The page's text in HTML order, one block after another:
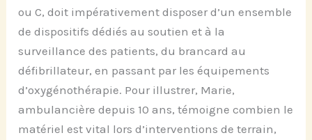
ou C, doit impérativement disposer d’un ensemble
de dispositifs dédiés au soutien et à la
surveillance des patients, du brancard au
défibrillateur, en passant par les équipements
d’oxygénothérapie. Pour illustrer, Marie,
ambulancière depuis 10 ans, témoigne combien le
matériel est vital lors d’interventions de terrain,